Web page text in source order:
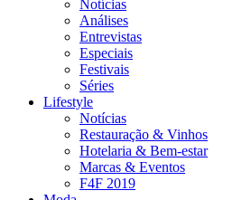
Notícias
Análises
Entrevistas
Especiais
Festivais
Séries
Lifestyle
Notícias
Restauração & Vinhos
Hotelaria & Bem-estar
Marcas & Eventos
F4F 2019